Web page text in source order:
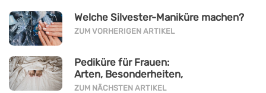
Welche Silvester-Maniküre machen?
ZUM VORHERIGEN ARTIKEL
Pediküre für Frauen:
Arten, Besonderheiten,
Vor- und...
ZUM NÄCHSTEN ARTIKEL